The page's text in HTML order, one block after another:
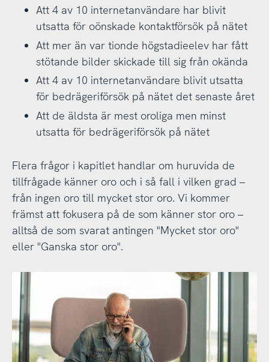
Att 4 av 10 internetanvändare har blivit
utsatta för oönskade kontaktförsök på nätet
Att mer än var tionde högstadieelev har fått
stötande bilder skickade till sig från okända
Att 4 av 10 internetanvändare blivit utsatta
för bedrägeriförsök på nätet det senaste året
Att de äldsta är mest oroliga men minst
utsatta för bedrägeriförsök på nätet
Flera frågor i kapitlet handlar om huruvida de
tillfrågade känner oro och i så fall i vilken grad –
från ingen oro till mycket stor oro. Vi kommer
främst att fokusera på de som känner stor oro –
alltså de som svarat antingen "Mycket stor oro"
eller "Ganska stor oro".